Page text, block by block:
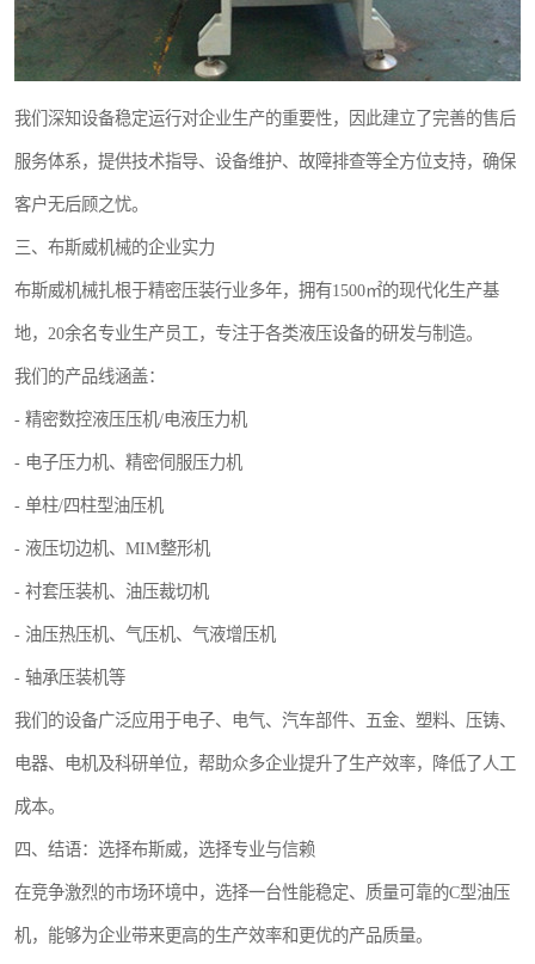
我们深知设备稳定运行对企业生产的重要性，因此建立了完善的售后
服务体系，提供技术指导、设备维护、故障排查等全方位支持，确保
客户无后顾之忧。
三、布斯威机械的企业实力
布斯威机械扎根于精密压装行业多年，拥有1500㎡的现代化生产基
地，20余名专业生产员工，专注于各类液压设备的研发与制造。
我们的产品线涵盖：
- 精密数控液压压机/电液压力机
- 电子压力机、精密伺服压力机
- 单柱/四柱型油压机
- 液压切边机、MIM整形机
- 衬套压装机、油压裁切机
- 油压热压机、气压机、气液增压机
- 轴承压装机等
我们的设备广泛应用于电子、电气、汽车部件、五金、塑料、压铸、
电器、电机及科研单位，帮助众多企业提升了生产效率，降低了人工
成本。
四、结语：选择布斯威，选择专业与信赖
在竞争激烈的市场环境中，选择一台性能稳定、质量可靠的C型油压
机，能够为企业带来更高的生产效率和更优的产品质量。